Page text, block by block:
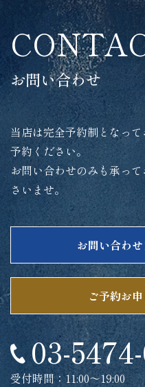
お問い合わせ
当店は完全予約制となっ
予約ください。
お問い合わせのみも承っ
さいませ。
お問い合わ
ご予約お
03-
受付時間：11:00～19:00